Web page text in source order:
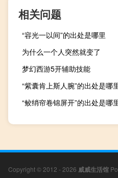
相关问题
“容光一以间”的出处是哪里
为什么一个人突然就变了
梦幻西游5开辅助技能
“紫囊肯上斯人腕”的出处是哪
“鲛绡帘卷锦屏开”的出处是哪
Copyright © 2012 - 2026 威威生活馆